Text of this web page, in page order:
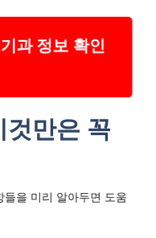
과 정보 확인
것만은 꼭
을 미리 알아두면 도움